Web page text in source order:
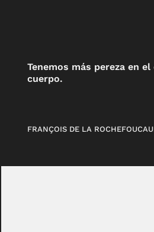
Tenemos más pereza en
cuerpo.
FRANÇOIS DE LA